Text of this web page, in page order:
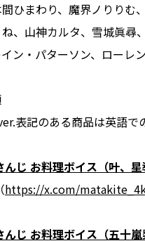
ひまわり、魔界ノりりむ
、山神カルタ、雪城眞尋
ン・パターソン、ローレ
表記のある商品は英語で
じ お料理ボイス（叶、
https://x.com/
じ お料理ボイス（五十